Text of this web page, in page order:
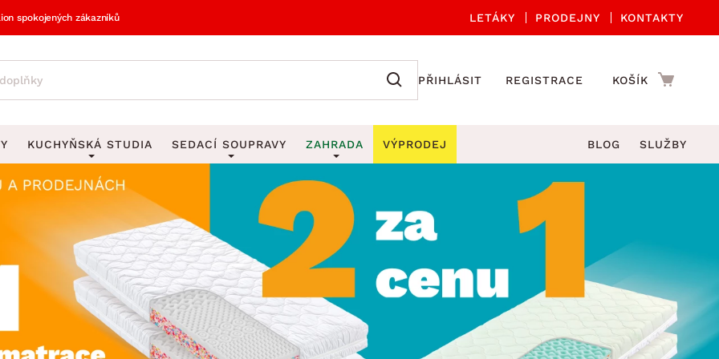
spokojených zákazníků LETÁKY PRODEJNY KONTAKTY
PŘIHLÁSIT REGISTRACE KOŠÍK
DEKORACE
Obrazy
Zrcadla
Hodiny
Vázy
Zobrazit vše
UKLÁDÁNÍ A ORGANIZACE
Věšáky na klíče
Stojany na deštníky
Stojany na noviny
Stojany na oblečení
Zobrazit vše
DROBNÉ BYTOVÉ DOPLŇKY
Kuchyňské příslušenství
Zahradní doplňky
KUCHYŇSKÁ STUDIA SEDACÍ SOUPRAVY
Sedací soupravy do U
Rohové sedací soupravy
Sedací soupravy 3-2-1
Sedací soupravy na míru
ZAHRADA
Zahradní židle a křesla
Zahradní stoly
Zahradní houpačky
Zahradní lehátka
VÝPRODEJ BLOG SLUŽBY